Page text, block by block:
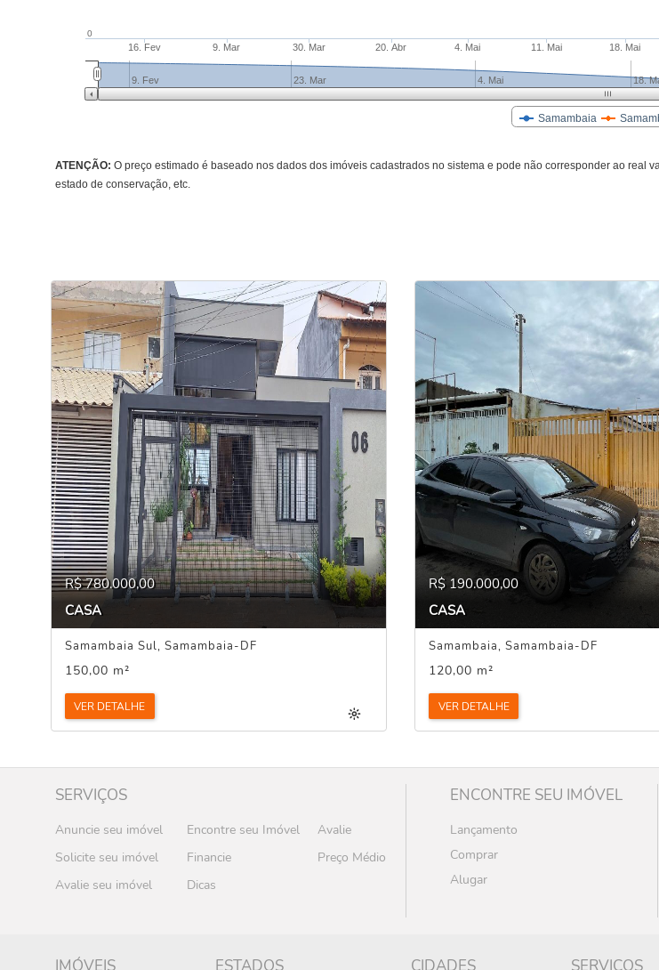
R$ 780.000,00
CASA
Samambaia Sul, Samambaia-DF
150,00 m²
VER DETALHE
R$ 190.000,00
CASA
Samambaia, Samambaia-DF
120,00 m²
VER DETALHE
SERVIÇOS
Anuncie seu imóvel Encontre seu Imóvel
Avalie
Solicite seu imóvel
Financie
Preço Médio
Avalie seu imóvel
Dicas
ENCONTRE SEU IMÓVEL
Lançamento
Comprar
Alugar